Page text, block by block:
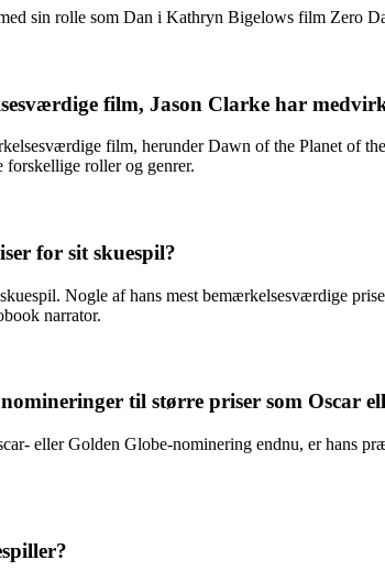
sin rolle som Dan i Kathryn Bigelows film Zero
film, Jason Clarke har
film, herunder Dawn of the Planet of
forskellige roller og genrer.
for sit skuespil?
Nogle af hans mest bemærkelsesværdige
narrator.
til større priser som Oscar
eller Golden Globe-nominering endnu, er hans